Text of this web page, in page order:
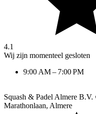
4.1
Wij zijn momenteel gesloten
9:00 AM – 7:00 PM
Squash & Padel Almere B.V.
Marathonlaan, Almere